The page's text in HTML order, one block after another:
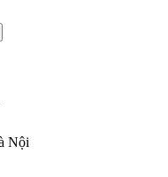
Nội